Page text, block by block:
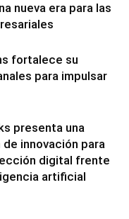
nueva era para las
fortalece su
para impulsar
presenta una
innovación para
digital frente
artificial